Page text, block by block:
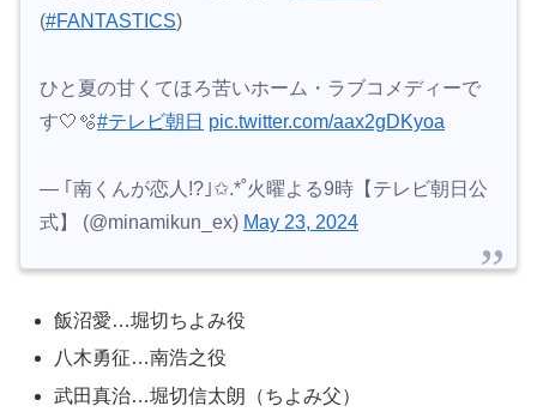
(#FANTASTICS)
ひと夏の甘くてほろ苦いホーム・ラブコメディーで
す🤍🫧#テレビ朝日 pic.twitter.com/aax2gDKyoa
— ｢南くんが恋人!?｣✩.*˚火曜よる9時【テレビ朝日公
式】 (@minamikun_ex) May 23, 2024
飯沼愛…堀切ちよみ役
八木勇征…南浩之役
武田真治…堀切信太朗（ちよみ父）